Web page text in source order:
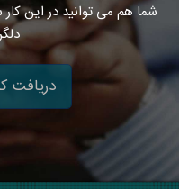
شما هم می توانید در این